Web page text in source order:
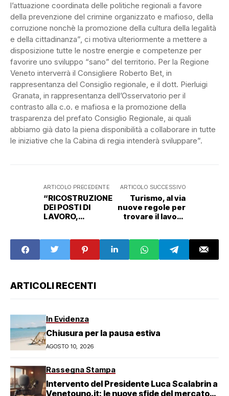
l’attuazione coordinata delle politiche regionali a favore
della prevenzione del crimine organizzato e mafioso, della
corruzione nonchè la promozione della cultura della legalità
e della cittadinanza”, ci motiva ulteriormente a mettere a
disposizione tutte le nostre energie e competenze per
favorire uno sviluppo “sano” del territorio. Per la Regione
Veneto interverrà il Consigliere Roberto Bet, in
rappresentanza del Consiglio regionale, e il dott. Pierluigi
Granata, in rappresentanza dell’Osservatorio per il
contrasto alla c.o. e mafiosa e la promozione della
trasparenza del prefato Consiglio Regionale, ai quali
abbiamo già dato la piena disponibilità a collaborare in tutte
le iniziative che la Cabina di regia intenderà sviluppare”.
ARTICOLO PRECEDENTE
“RICOSTRUZIONE
DEI POSTI DI
LAVORO,
LA SOLUZIONE
CONTRO LA
CARENZA DEGLI
FARE RETE”
ARTICOLO SUCCESSIVO
Turismo, al via
nuove regole per
trovare il lavoro
ARTICOLI RECENTI
In Evidenza
Chiusura per la pausa estiva
AGOSTO 10, 2026
Rassegna Stampa
Intervento del Presidente Luca Scalabrin a
Venetouno.it: le nuove sfide del mercato